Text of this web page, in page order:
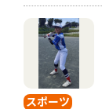
スポーツ